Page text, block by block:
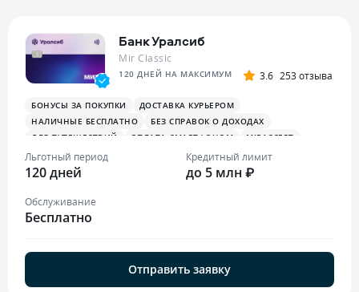
Банк Уралсиб
Mir Classic
120 ДНЕЙ НА МАКСИМУМ 3.6 253 отзыва
БОНУСЫ ЗА ПОКУПКИ
ДОСТАВКА КУРЬЕРОМ
НАЛИЧНЫЕ БЕСПЛАТНО
БЕЗ СПРАВОК О ДОХОДАХ
ДЛЯ ПУТЕШЕСТВИЙ
ОПЛАТА СМАРТФОНОМ MIRACCEPT
Льготный период
120 дней
Кредитный лимит
до 5 млн ₽
Обслуживание
Бесплатно
Отправить заявку